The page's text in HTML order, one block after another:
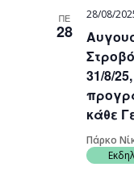
ΠΕ
28
31/8/
κάθε
28/08/
Πάρκο